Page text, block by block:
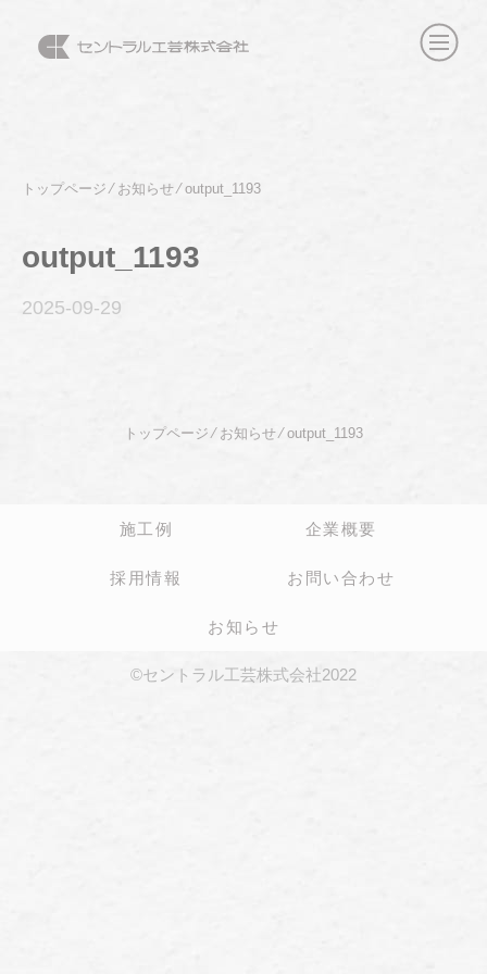
トップページ⁄ お知らせ⁄output_1193
output_1193
2025-09-29
トップページ ⁄ お知らせ⁄output_1193
施工例 企業概要
採用情報 お問い合わせ
お知らせ
©セントラル工芸株式会社2022